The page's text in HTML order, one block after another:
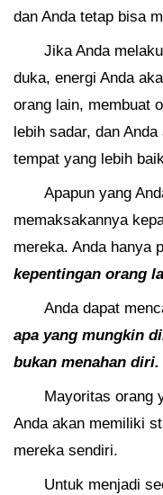
dan Anda tetap bisa
Jika Anda
duka, energi Anda
orang lain, membuat
lebih sadar, dan
tempat yang lebih
Apapun yang
memaksakannya
mereka. Anda hanya
kepentingan orang
Anda dapat
apa yang mungkin
bukan menahan diri.
Mayoritas orang
Anda akan memiliki
mereka sendiri.
Untuk menjadi